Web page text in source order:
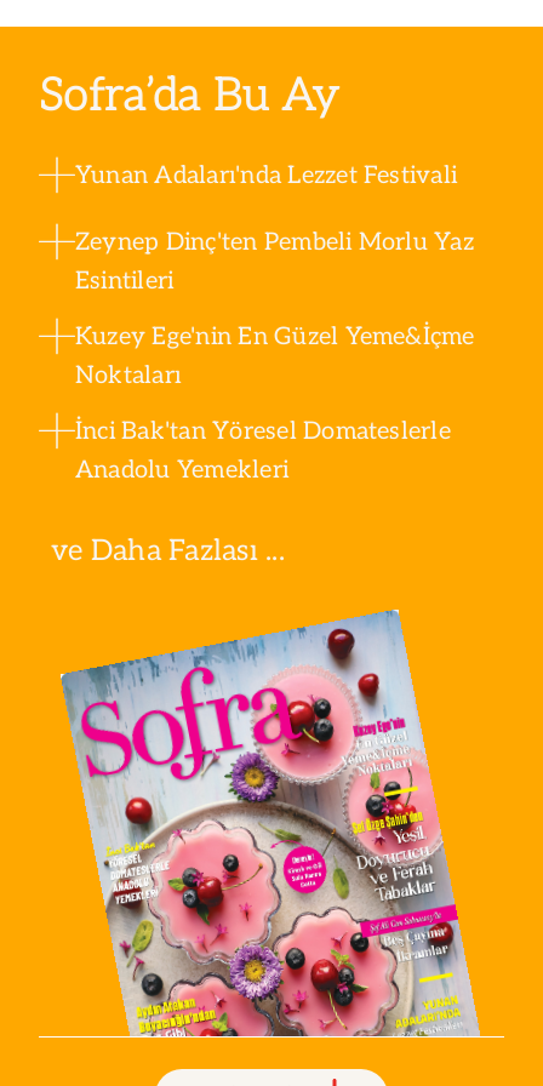
Sofra’da Bu Ay
Yunan Adaları'nda Lezzet Festivali
Zeynep Dinç'ten Pembeli Morlu Yaz
Esintileri
Kuzey Ege'nin En Güzel Yeme&İçme
Noktaları
İnci Bak'tan Yöresel Domateslerle
Anadolu Yemekleri
ve Daha Fazlası ...